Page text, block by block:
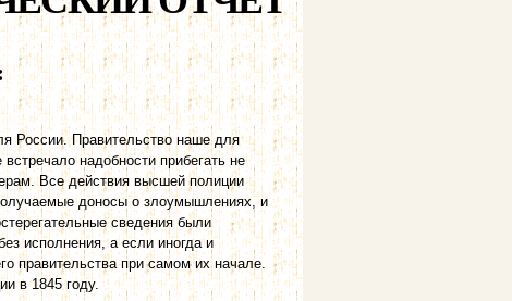
России. Правительство наше для
надобности прибегать не
Все действия высшей полиции
доносы о злоумышлениях, и
сведения были
исполнения, а если иногда и
правительства при самом их начале.
в 1845 году.